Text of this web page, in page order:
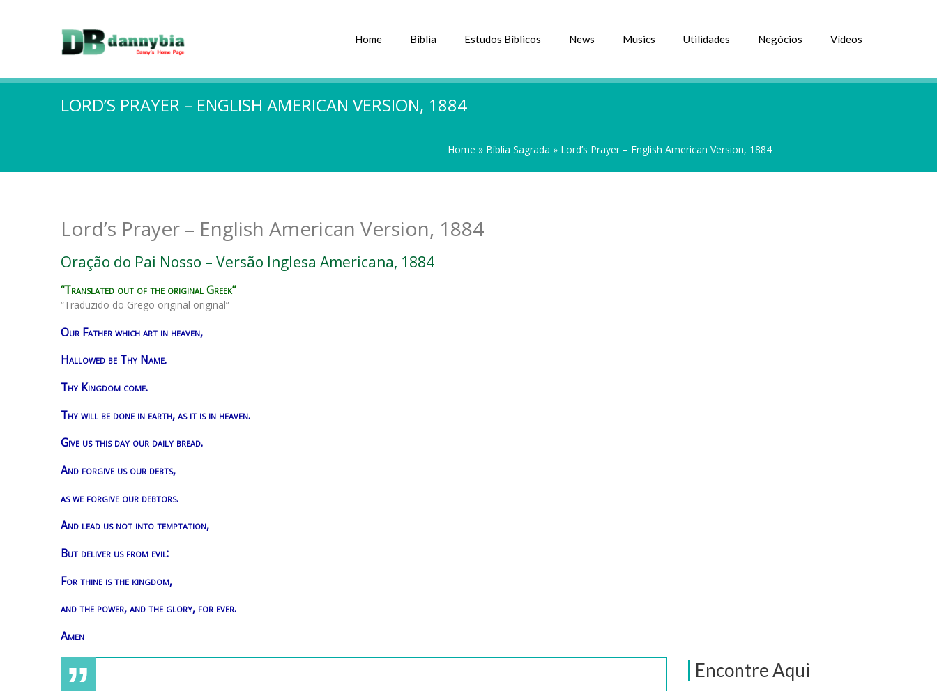
Home Bíblia Estudos Bíblicos News Musics Utilidades Negócios Vídeos
LORD’S PRAYER – ENGLISH AMERICAN VERSION, 1884
Home » Bíblia Sagrada » Lord’s Prayer – English American Version, 1884
Encontre Aqui
Lord’s Prayer – English American Version, 1884
Oração do Pai Nosso – Versão Inglesa Americana, 1884
“Translated out of the original Greek”
“Traduzido do Grego original original”
Our Father which art in heaven,
Hallowed be Thy Name.
Thy Kingdom come.
Thy will be done in earth, as it is in heaven.
Give us this day our daily bread.
And forgive us our debts,
as we forgive our debtors.
And lead us not into temptation,
But deliver us from evil:
For thine is the kingdom,
and the power, and the glory, for ever.
Amen